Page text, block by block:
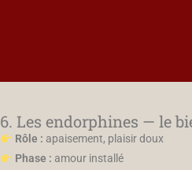
6. Les endorphines — le
Rôle : apaisement, plaisir doux
Phase : amour installé